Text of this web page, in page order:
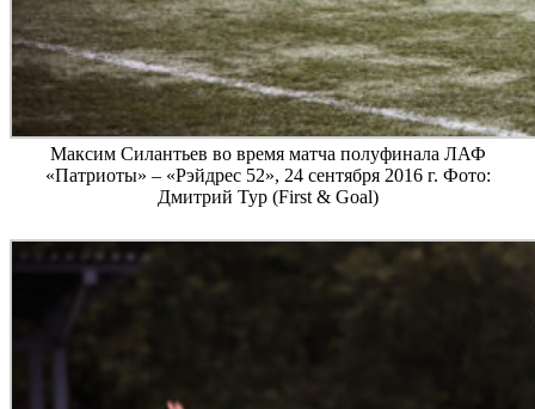
Максим Силантьев во время матча полуфинала ЛАФ
«Патриоты» – «Рэйдрес 52», 24 сентября 2016 г. Фото:
Дмитрий Тур (First & Goal)